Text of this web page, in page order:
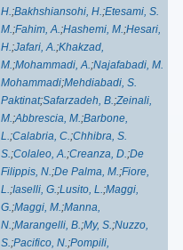
H.;Bakhshiansohi, H.;Etesami, S.
M.;Fahim, A.;Hashemi, M.;Hesari,
H.;Jafari, A.;Khakzad,
M.;Mohammadi, A.;Najafabadi, M.
Mohammadi;Mehdiabadi, S.
Paktinat;Safarzadeh, B.;Zeinali,
M.;Abbrescia, M.;Barbone,
L.;Calabria, C.;Chhibra, S.
S.;Colaleo, A.;Creanza, D.;De
Filippis, N.;De Palma, M.;Fiore,
L.;Iaselli, G.;Lusito, L.;Maggi,
G.;Maggi, M.;Manna,
N.;Marangelli, B.;My, S.;Nuzzo,
S.;Pacifico, N.;Pompili,